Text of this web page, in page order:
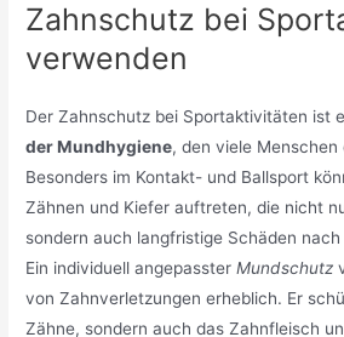
Zahnschutz bei
verwenden
Der Zahnschutz bei Sportaktivitäten ist
der Mundhygiene, den viele
Besonders im Kontakt- und Ballsport
Zähnen und Kiefer auftreten, die nicht
sondern auch langfristige Schäden
Ein individuell angepassterMundschutz
von Zahnverletzungen erheblich. Er
Zähne, sondern auch das Zahnfleisch